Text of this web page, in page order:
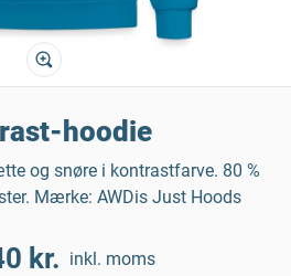
hoodie
og snøre i kontrastfarve. 80 %
Mærke: AWDis Just Hoods
kr. inkl. moms